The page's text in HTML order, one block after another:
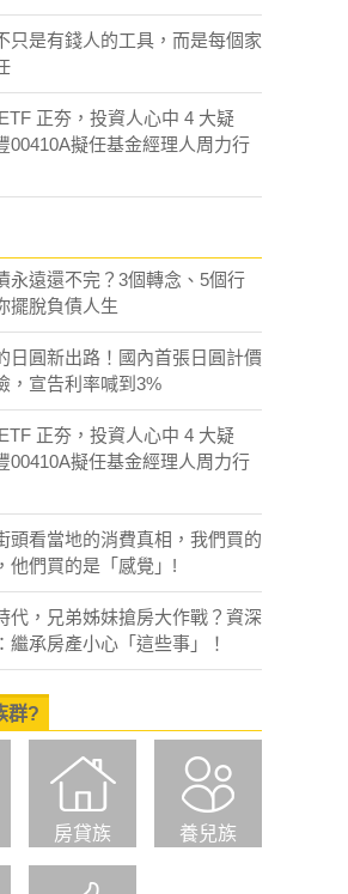
只是有錢人的工具，而是每個家
正夯，投資人心中 4 大疑
00410A擬任基金經理人周力行
永遠還不完？3個轉念、5個行
擺脫負債人生
日圓新出路！國內首張日圓計價
，宣告利率喊到3%
正夯，投資人心中 4 大疑
00410A擬任基金經理人周力行
頭看當地的消費真相，我們買的
他們買的是「感覺」!
代，兄弟姊妹搶房大作戰？資深
繼承房產小心「這些事」！
群?
房貸族 養兒族